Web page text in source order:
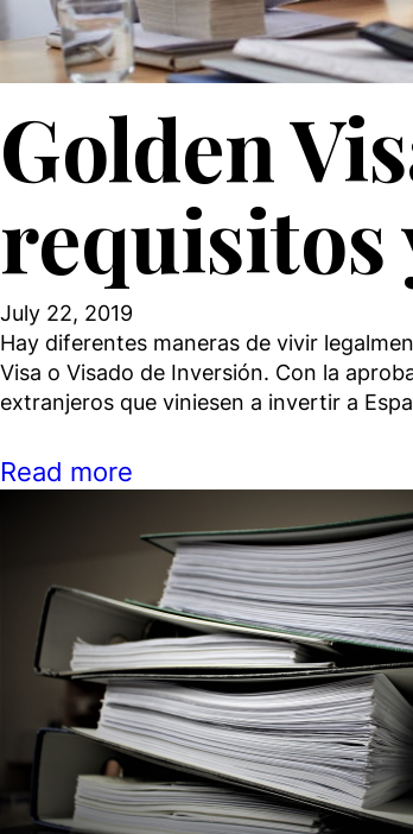
Golden
requisitos
July 22, 2019
Hay diferentes maneras de vivir
Visa o Visado de Inversión. Con la
extranjeros que viniesen a invertir a
Read more